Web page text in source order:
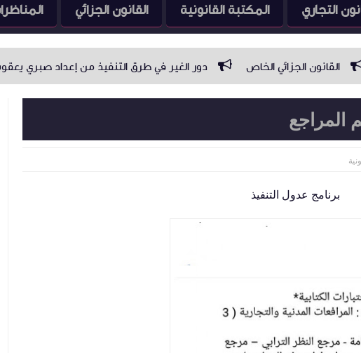
التجاري المكتبة القانونية القانون الجزائي
الخاص دور الغير في طرق التنفيذ من إعداد صبري يعقوبي أستاذ متعاقد
المراجع
برنامج عدول التنفيذ